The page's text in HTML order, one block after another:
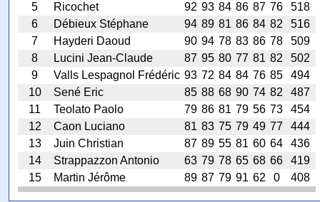
5
Ricochet 92 93 84 86 87 76
518
6
Débieux Stéphane 94 89 81 86 84 82
516
7
Hayderi Daoud 90 94 78 83 86 78
509
8
Lucini Jean-Claude 87 95 80 77 81 82
502
9
Valls Lespagnol Frédéric 93 72 84 84 76 85
494
10
Sené Eric 85 88 68 90 74 82
487
11
Teolato Paolo 79 86 81 79 56 73
454
12
Caon Luciano 81 83 75 79 49 77
444
13
Juin Christian 87 89 55 81 60 64
436
14
Strappazzon Antonio 63 79 78 65 68 66
419
15
Martin Jérôme 89 87 79 91 62 0 408